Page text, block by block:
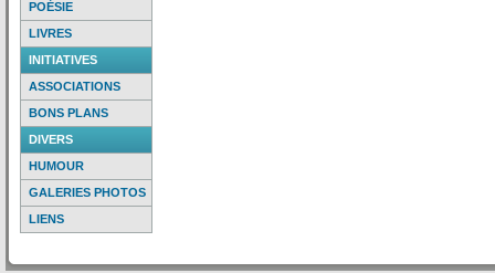
POÉSIE
LIVRES
INITIATIVES
ASSOCIATIONS
BONS PLANS
DIVERS
HUMOUR
GALERIES PHOTOS
LIENS